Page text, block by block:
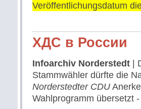
Veröffentlichungsdatum
ХДС в России
Infoarchiv Norderstedt |
Stammwähler dürfte die
Norderstedter CDU
Wahlprogramm übersetzt